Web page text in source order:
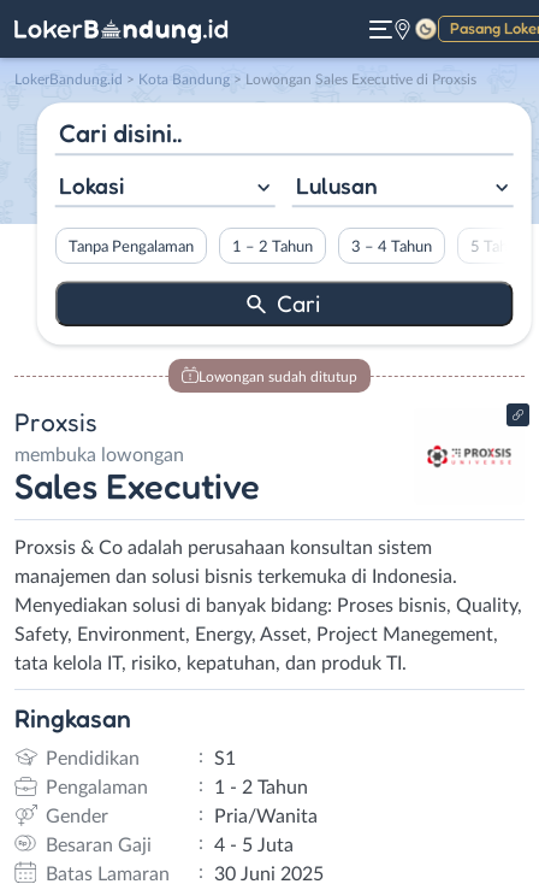
Pasang
Gelap
LokerBandung.id > Kota Bandung > Lowongan Sales Executive di Proxsis
Lokasi Lulusan
Tanpa Pengalaman 1 – 2 Tahun 3 – 4 Tahun 5 Tahun
Lowongan sudah ditutup
Proxsis
membuka lowongan
Sales Executive
Proxsis & Co adalah perusahaan konsultan sistem
manajemen dan solusi bisnis terkemuka di Indonesia.
Menyediakan solusi di banyak bidang: Proses bisnis, Quality,
Safety, Environment, Energy, Asset, Project Manegement,
tata kelola IT, risiko, kepatuhan, dan produk TI.
Ringkasan
Pendidikan :
S1
Pengalaman
:
1 - 2 Tahun
Gender
:
Pria/Wanita
Besaran Gaji
:
4 - 5 Juta
Batas Lamaran
:
30 Juni 2025